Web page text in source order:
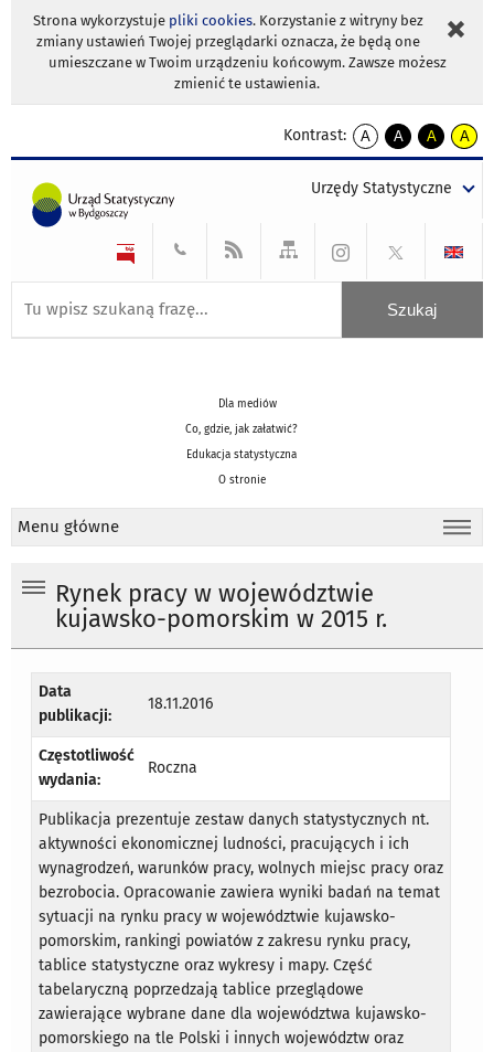
Strona wykorzystuje pliki cookies. Korzystanie z witryny bez
zmiany ustawień Twojej przeglądarki oznacza, że będą one
umieszczane w Twoim urządzeniu końcowym. Zawsze możesz
zmienić te ustawienia.
Kontrast:
A
kontrast
A
kontrast
tekst
czarnym
A
kontrast
tekst
czarnym
A
tekst
żółtym
Urzędy Statystyczne
Dla mediów
Co, gdzie, jak załatwić?
Edukacja statystyczna
O stronie
Menu główne
Rynek pracy w województwie
kujawsko-pomorskim w 2015 r.
Data
publikacji:
18.11.2016
Częstotliwość
wydania:
Roczna
Publikacja prezentuje zestaw danych statystycznych nt.
aktywności ekonomicznej ludności, pracujących i ich
wynagrodzeń, warunków pracy, wolnych miejsc pracy oraz
bezrobocia. Opracowanie zawiera wyniki badań na temat
sytuacji na rynku pracy w województwie kujawsko-
pomorskim, rankingi powiatów z zakresu rynku pracy,
tablice statystyczne oraz wykresy i mapy. Część
tabelaryczną poprzedzają tablice przeglądowe
zawierające wybrane dane dla województwa kujawsko-
pomorskiego na tle Polski i innych województw oraz